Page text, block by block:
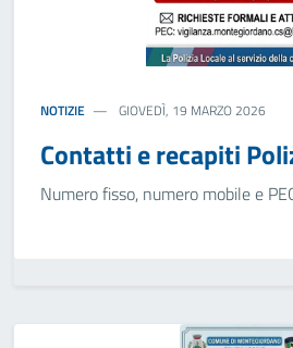
NOTIZIE GIOVEDÌ, 19 MARZO 2026
Contatti e recapiti
Numero fisso, numero mobile e